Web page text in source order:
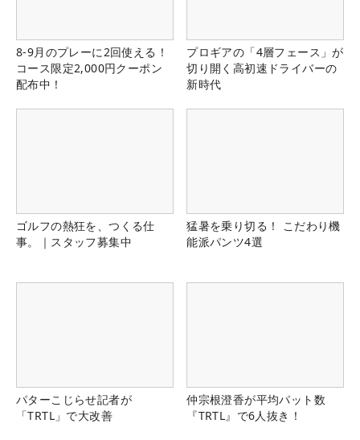
8-9月のプレーに2回使える！
コース限定2,000円クーポン
配布中！
プロギアの「4層フェース」が
切り開く高初速ドライバーの
新時代
ゴルフの熱狂を、つくる仕
事。｜スタッフ募集中
猛暑を乗り切る！ こだわり機
能派パンツ4選
パターこじらせ記者が
「TRTL」で大改善
仲宗根澄香が平均パット数
『TRTL』で6人抜き！